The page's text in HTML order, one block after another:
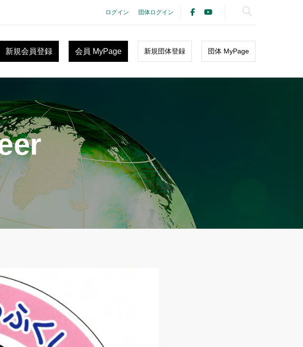
ログイン 団体ログイン
団体 MyPage
新規団体登録
会員 MyPage
新規会員登録